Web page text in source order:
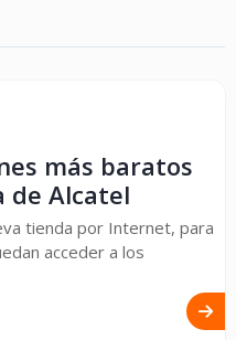
más baratos
de Alcatel
tienda por Internet, para
acceder a los